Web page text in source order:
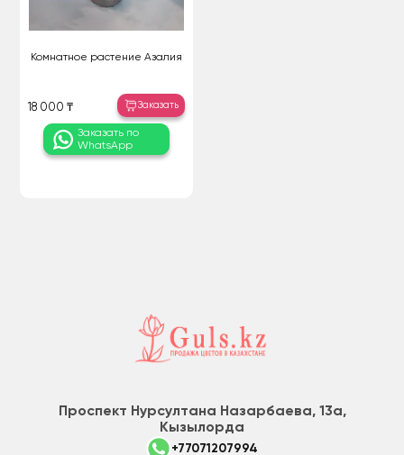
Комнатное растение Азалия
18 000 ₸ Заказать
Заказать по
WhatsApp
Проспект Нурсултана Назарбаева, 13а,
Кызылорда
+77071207994